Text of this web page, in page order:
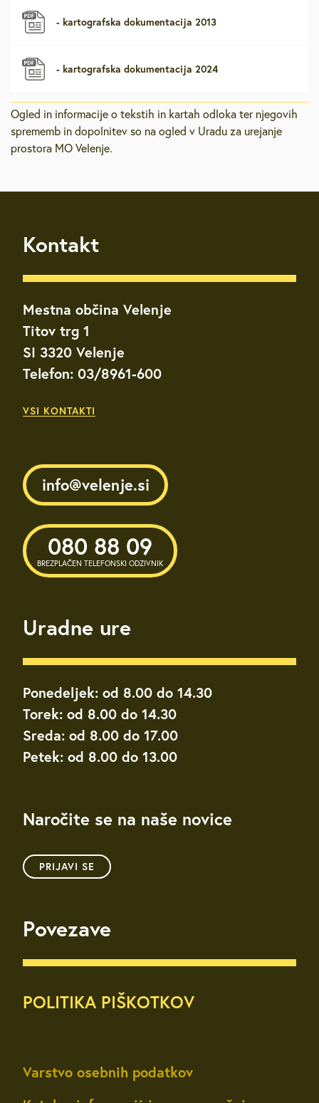
- kartografska dokumentacija 2013
- kartografska dokumentacija 2024
Ogled in informacije o tekstih in kartah odloka ter njegovih
sprememb in dopolnitev so na ogled v Uradu za urejanje
prostora MO Velenje.
Kontakt
Mestna občina Velenje
Titov trg 1
SI 3320 Velenje
Telefon: 03/8961-600
VSI KONTAKTI
info@velenje.si
080 88 09
BREZPLAČEN TELEFONSKI ODZIVNIK
Uradne ure
Ponedeljek: od 8.00 do 14.30
Torek: od 8.00 do 14.30
Sreda: od 8.00 do 17.00
Petek: od 8.00 do 13.00
Naročite se na naše novice
PRIJAVI SE
Povezave
POLITIKA PIŠKOTKOV
Varstvo osebnih podatkov